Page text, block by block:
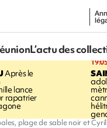
L’actu des
Après le
lance
rapatrier
plage de sable noir et